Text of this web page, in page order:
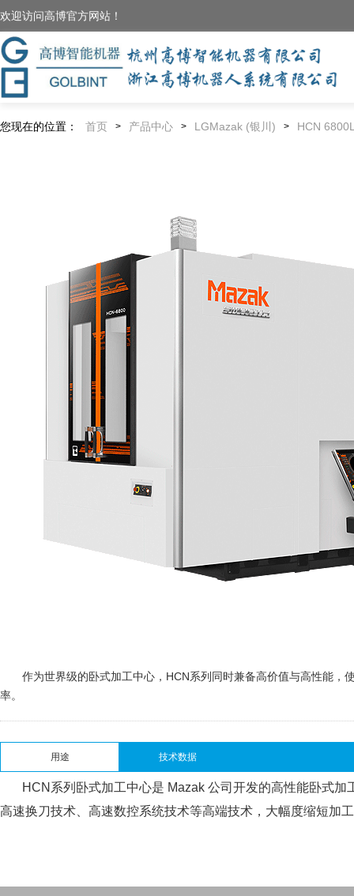
欢迎访问高博官方网站！
您现在的位置： 首页 > 产品中心 > LGMazak (银川) > HCN
作为世界级的卧式加工中心，HCN系列同时兼备高价值与高性能，
率。
用途 技术数据
HCN系列卧式加工中心是 Mazak 公司开发的高性能卧式
高速换刀技术、高速数控系统技术等高端技术，大幅度缩短加